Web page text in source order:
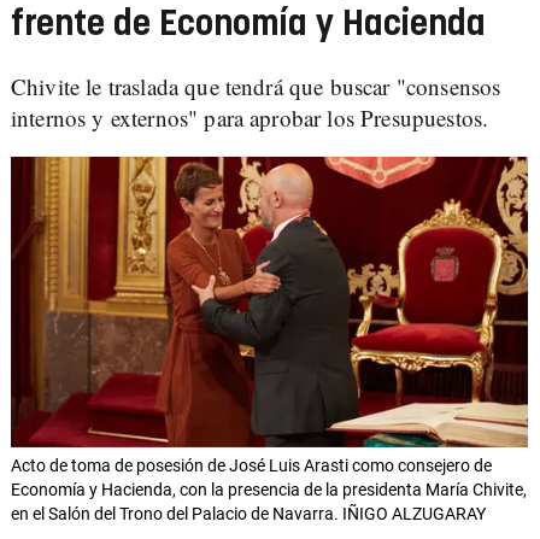
frente de Economía y Hacienda
Chivite le traslada que tendrá que buscar "consensos
internos y externos" para aprobar los Presupuestos.
Acto de toma de posesión de José Luis Arasti como consejero de
Economía y Hacienda, con la presencia de la presidenta María Chivite,
en el Salón del Trono del Palacio de Navarra. IÑIGO ALZUGARAY